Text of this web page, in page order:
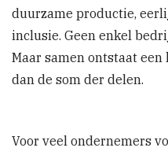
duurzame productie,
inclusie. Geen enkel
Maar samen ontstaat
dan de som der delen.
Voor veel ondernemers